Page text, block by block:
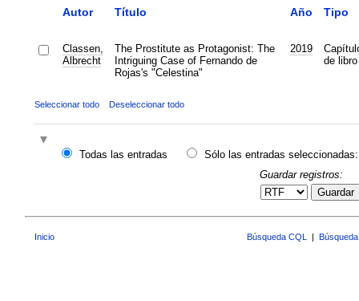
Autor Título Año Tipo
Classen,
Albrecht
The Prostitute as Protagonist: The
Intriguing Case of Fernando de
Rojas's "Celestina"
2019
de libro
Seleccionar todo Deseleccionar todo
Todas las entradas
Sólo las entradas seleccionadas:
Guardar registros:
Guardar
Inicio Búsqueda CQL